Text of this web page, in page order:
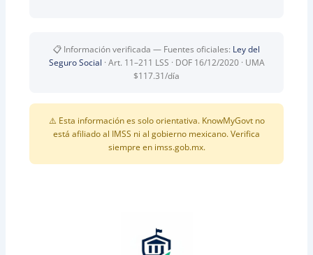
📋 Información verificada — Fuentes oficiales: Ley del
Seguro Social · Art. 11–211 LSS · DOF 16/12/2020 · UMA
$117.31/día
⚠️ Esta información es solo orientativa. KnowMyGovt no
está afiliado al IMSS ni al gobierno mexicano. Verifica
siempre en imss.gob.mx.